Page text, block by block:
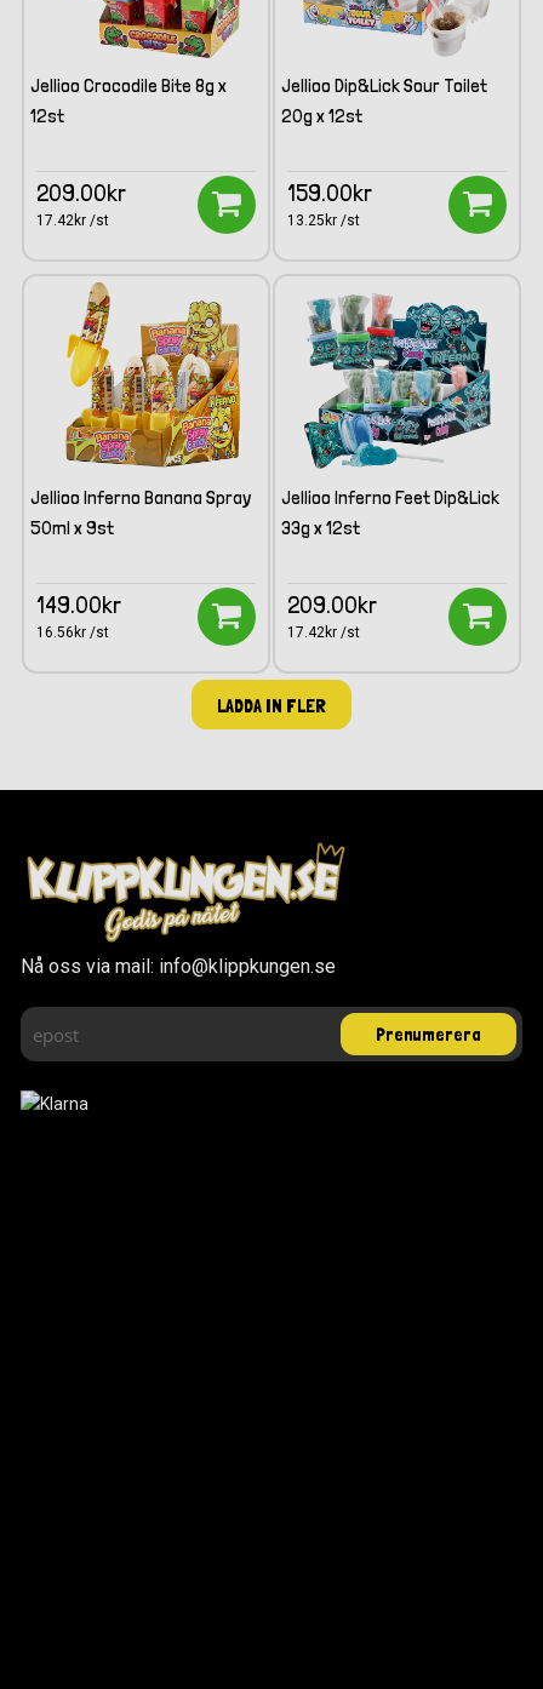
Jellioo Crocodile Bite 8g x
12st
209.00kr
17.42kr /st
Jellioo Dip&Lick Sour Toilet
20g x 12st
159.00kr
13.25kr /st
Jellioo Inferno Banana Spray
50ml x 9st
149.00kr
16.56kr /st
Jellioo Inferno Feet Dip&Lick
33g x 12st
209.00kr
17.42kr /st
LADDA IN FLER
Nå oss via mail: info@klippkungen.se